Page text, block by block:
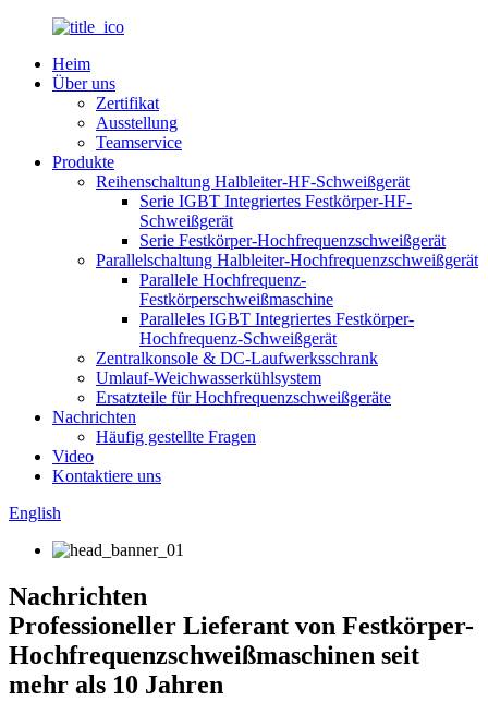
Heim
Über uns
Zertifikat
Ausstellung
Teamservice
Produkte
Reihenschaltung Halbleiter-HF-Schweißgerät
Serie IGBT Integriertes Festkörper-HF-
Schweißgerät
Serie Festkörper-Hochfrequenzschweißgerät
Parallelschaltung Halbleiter-Hochfrequenzschweißgerät
Parallele Hochfrequenz-
Festkörperschweißmaschine
Paralleles IGBT Integriertes Festkörper-
Hochfrequenz-Schweißgerät
Zentralkonsole & DC-Laufwerksschrank
Umlauf-Weichwasserkühlsystem
Ersatzteile für Hochfrequenzschweißgeräte
Nachrichten
Häufig gestellte Fragen
Video
Kontaktiere uns
English
Nachrichten
Professioneller Lieferant von Festkörper-
Hochfrequenzschweißmaschinen seit
mehr als 10 Jahren